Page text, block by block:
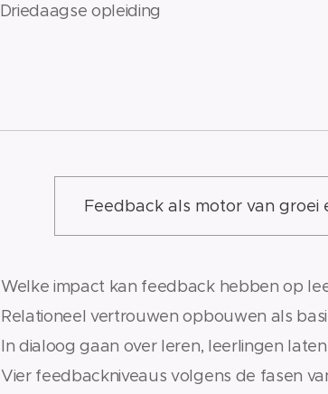
Driedaagse opleiding
Feedback als motor van groei
Welke impact kan feedback hebben op
Relationeel vertrouwen opbouwen als
In dialoog gaan over leren, leerlingen
Vier feedbackniveaus volgens de fasen